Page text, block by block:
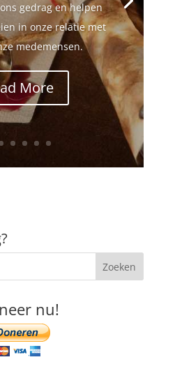
gedrag en helpen
in onze relatie met
medemensen.
More
nu!